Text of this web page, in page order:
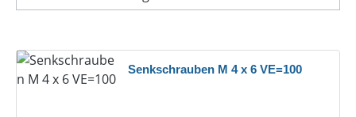
Senkschrauben M 4 x 6 VE=100